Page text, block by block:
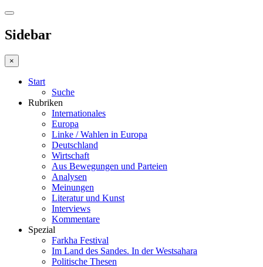
Sidebar
×
Start
Suche
Rubriken
Internationales
Europa
Linke / Wahlen in Europa
Deutschland
Wirtschaft
Aus Bewegungen und Parteien
Analysen
Meinungen
Literatur und Kunst
Interviews
Kommentare
Spezial
Farkha Festival
Im Land des Sandes. In der Westsahara
Politische Thesen